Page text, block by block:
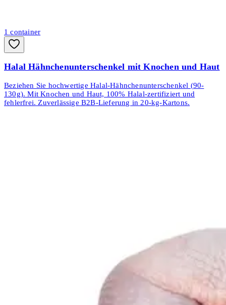
1container
Halal Hähnchenunterschenkel mit Knochen und Haut
Beziehen Sie hochwertige Halal-Hähnchenunterschenkel (90-
130g). Mit Knochen und Haut, 100% Halal-zertifiziert und
fehlerfrei. Zuverlässige B2B-Lieferung in 20-kg-Kartons.